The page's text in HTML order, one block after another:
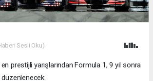
Sesli Oku)
prestijli yarışlarından Formula 1, 9 yıl sonra